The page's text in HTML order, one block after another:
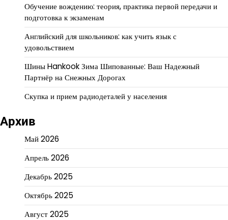
Обучение вождению: теория, практика первой передачи и
подготовка к экзаменам
Английский для школьников: как учить язык с
удовольствием
Шины Hankook Зима Шипованные: Ваш Надежный
Партнёр на Снежных Дорогах
Скупка и прием радиодеталей у населения
Архив
Май 2026
Апрель 2026
Декабрь 2025
Октябрь 2025
Август 2025